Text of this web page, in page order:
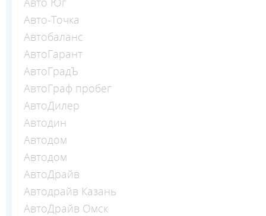
Авто-Точка
Автобаланс
АвтоГарант
АвтоГрадЪ
АвтоГраф пробег
АвтоДилер
Автодин
Автодом
Автодом
АвтоДрайв
Автодрайв Казань
АвтоДрайв Омск